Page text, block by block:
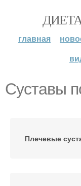
главная
Суставы
Плечевые